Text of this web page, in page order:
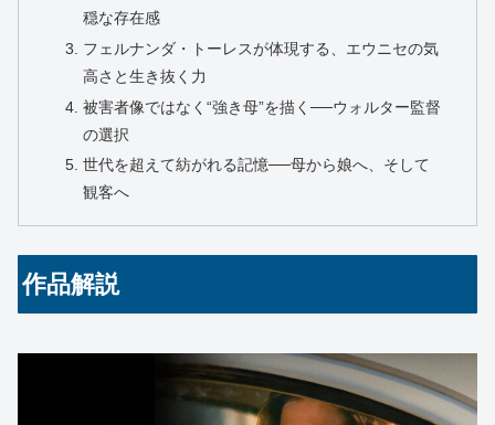
穏な存在感
フェルナンダ・トーレスが体現する、エウニセの気
高さと生き抜く力
被害者像ではなく“強き母”を描く──ウォルター監督
の選択
世代を超えて紡がれる記憶──母から娘へ、そして
観客へ
作品解説